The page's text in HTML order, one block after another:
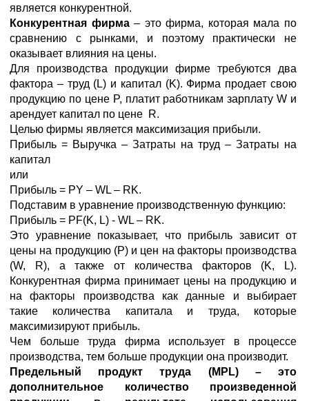
является конкурентной.
Конкурентная фирма– это фирма, которая мала по
сравнению с рынками, и поэтому практически не
оказывает влияния на цены.
Для производства продукции фирме требуются два
фактора – труд (L) и капитал (K). Фирма продает свою
продукцию по цене P, платит работникам зарплату W и
арендует капитал по цене R.
Целью фирмы является максимизация прибыли.
Прибыль = Выручка – Затраты на труд – Затраты на
капитал
или
Прибыль = PY – WL – RK.
Подставим в уравнение производственную функцию:
Прибыль = PF(K, L) - WL – RK.
Это уравнение показывает, что прибыль зависит от
цены на продукцию (P) и цен на факторы производства
(W, R), а также от количества факторов (K, L).
Конкурентная фирма принимает цены на продукцию и
на факторы производства как данные и выбирает
такие количества капитала и труда, которые
максимизируют прибыль.
Чем больше труда фирма использует в процессе
производства, тем больше продукции она производит.
Предельный продукт труда (MPL) – это
дополнительное количество произведенной